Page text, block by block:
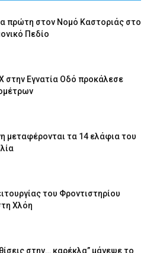
πρώτη στον Νομό Καστοριάς στο
Πεδίο
στην Εγνατία Οδό προκάλεσε
μεταφέρονται τα 14 ελάφια του
του Φροντιστηρίου
Χλόη
στην… καρέκλα” μάγεψε το